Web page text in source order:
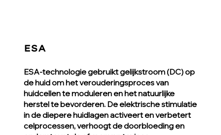
ESA-technologie gebruikt gelijkstroom (DC) op
de huid om het verouderingsproces van
huidcellen te moduleren en het natuurlijke
herstel te bevorderen. De elektrische stimulatie
in de diepere huidlagen activeert en verbetert
celprocessen, verhoogt de doorbloeding en
ESA